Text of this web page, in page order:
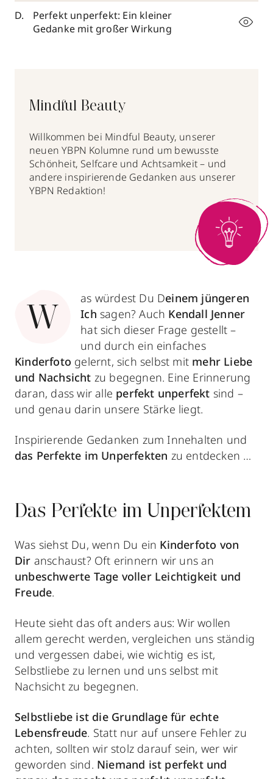
Perfekt unperfekt: Ein kleiner
Gedanke mit großer Wirkung
Mindful Beauty
Willkommen bei Mindful Beauty, unserer
neuen YBPN Kolumne rund um bewusste
Schönheit, Selfcare und Achtsamkeit – und
andere inspirierende Gedanken aus unserer
YBPN Redaktion!
W
as würdest Du Deinem jüngeren
Ich sagen? Auch Kendall Jenner
hat sich dieser Frage gestellt –
und durch ein einfaches
Kinderfoto gelernt, sich selbst mit mehr Liebe
und Nachsicht zu begegnen. Eine Erinnerung
daran, dass wir alle perfekt unperfekt sind –
und genau darin unsere Stärke liegt.
Inspirierende Gedanken zum Innehalten und
das Perfekte im Unperfekten zu entdecken …
Das Perfekte im Unperfektem
Was siehst Du, wenn Du ein Kinderfoto von
Dir anschaust? Oft erinnern wir uns an
unbeschwerte Tage voller Leichtigkeit und
Freude.
Heute sieht das oft anders aus: Wir wollen
allem gerecht werden, vergleichen uns ständig
und vergessen dabei, wie wichtig es ist,
Selbstliebe zu lernen und uns selbst mit
Nachsicht zu begegnen.
Selbstliebe ist die Grundlage für echte
Lebensfreude. Statt nur auf unsere Fehler zu
achten, sollten wir stolz darauf sein, wer wir
geworden sind. Niemand ist perfekt und